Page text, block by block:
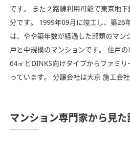
です。 また２路線利用可能で東京地
分です。 1999年09月に竣工し、築26
は、やや築年数が経過した部類のマン
戸と中規模のマンションです。 住戸
64㎡とDINKS向けタイプからファミ
っています。 分譲会社は大京 施工会
マンション専門家から見